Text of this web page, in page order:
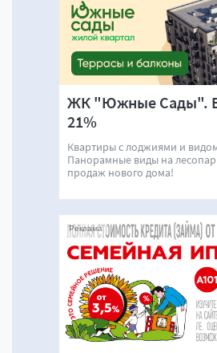
ЖК "Южные Сады".
21%
Квартиры с лоджиями и
Панорамные виды на
продаж нового дома!
Реклама